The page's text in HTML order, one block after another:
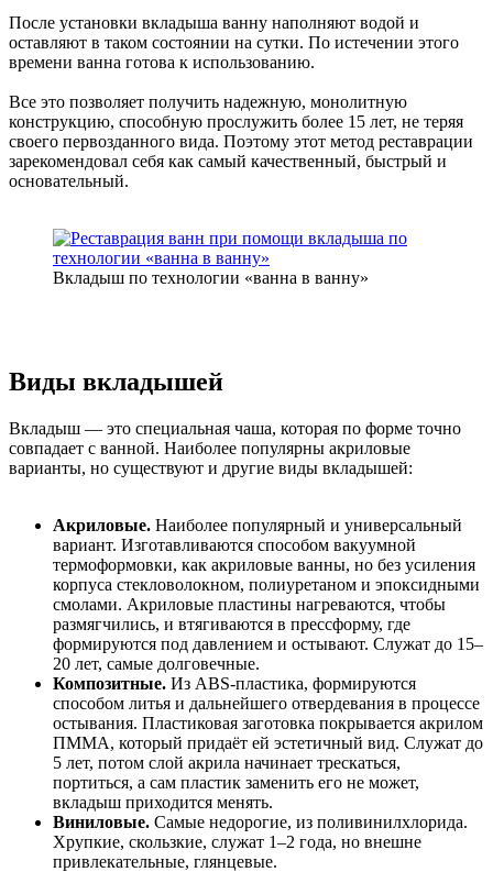
После установки вкладыша ванну наполняют водой и
оставляют в таком состоянии на сутки. По истечении этого
времени ванна готова к использованию.
Все это позволяет получить надежную, монолитную
конструкцию, способную прослужить более 15 лет, не теряя
своего первозданного вида. Поэтому этот метод реставрации
зарекомендовал себя как самый качественный, быстрый и
основательный.
Вкладыш по технологии «ванна в ванну»
Виды вкладышей
Вкладыш — это специальная чаша, которая по форме точно
совпадает с ванной. Наиболее популярны акриловые
варианты, но существуют и другие виды вкладышей:
Акриловые. Наиболее популярный и универсальный
вариант. Изготавливаются способом вакуумной
термоформовки, как акриловые ванны, но без усиления
корпуса стекловолокном, полиуретаном и эпоксидными
смолами. Акриловые пластины нагреваются, чтобы
размягчились, и втягиваются в прессформу, где
формируются под давлением и остывают. Служат до 15–
20 лет, самые долговечные.
Композитные. Из ABS-пластика, формируются
способом литья и дальнейшего отвердевания в процессе
остывания. Пластиковая заготовка покрывается акрилом
ПММА, который придаёт ей эстетичный вид. Служат до
5 лет, потом слой акрила начинает трескаться,
портиться, а сам пластик заменить его не может,
вкладыш приходится менять.
Виниловые. Самые недорогие, из поливинилхлорида.
Хрупкие, скользкие, служат 1–2 года, но внешне
привлекательные, глянцевые.